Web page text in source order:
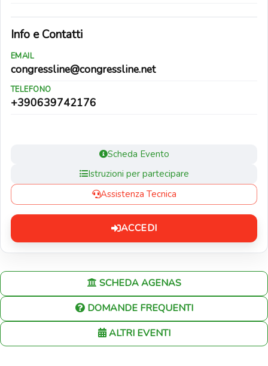
Info e Contatti
EMAIL
congressline@congressline.net
TELEFONO
+390639742176
Scheda Evento
Istruzioni per partecipare
Assistenza Tecnica
ACCEDI
SCHEDA AGENAS
DOMANDE FREQUENTI
ALTRI EVENTI